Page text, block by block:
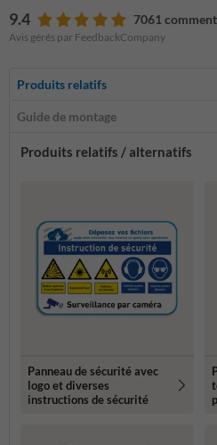
9.4 7061
Avis gérés par FeedbackCompany
Produits relatifs
Guide de montage
Produits relatifs / alternatifs
Panneau de sécurité avec
logo et diverses
instructions de sécurité